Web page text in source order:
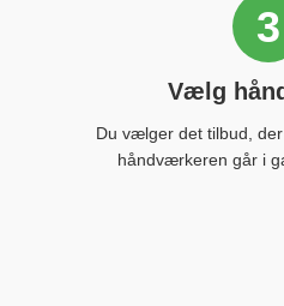
3
Vælg
Du vælger det tilbud,
håndværkeren går i